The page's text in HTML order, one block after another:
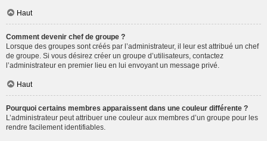
Haut
Comment devenir chef de groupe ?
Lorsque des groupes sont créés par l’administrateur, il leur est attribué un chef
de groupe. Si vous désirez créer un groupe d’utilisateurs, contactez
l’administrateur en premier lieu en lui envoyant un message privé.
Haut
Pourquoi certains membres apparaissent dans une couleur différente ?
L’administrateur peut attribuer une couleur aux membres d’un groupe pour les
rendre facilement identifiables.